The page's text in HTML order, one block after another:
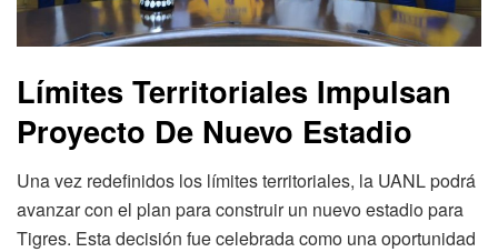
Límites Territoriales Impulsan
Proyecto De Nuevo Estadio
Una vez redefinidos los límites territoriales, la UANL podrá
avanzar con el plan para construir un nuevo estadio para
Tigres. Esta decisión fue celebrada como una oportunidad